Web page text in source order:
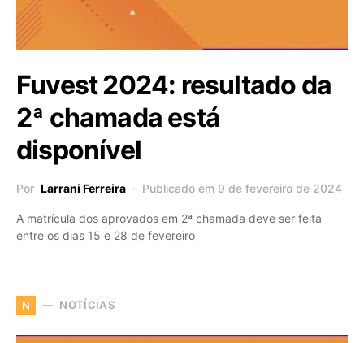
Fuvest 2024: resultado da
2ª chamada está
disponível
Por Larrani Ferreira Publicado em 9 de fevereiro de 2024
A matrícula dos aprovados em 2ª chamada deve ser feita
entre os dias 15 e 28 de fevereiro
N NOTÍCIAS